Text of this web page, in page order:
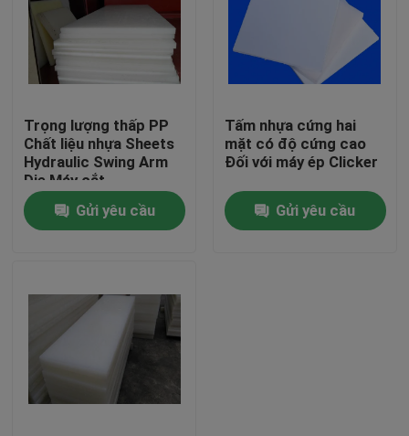
Về chúng tôi
Tham quan nhà máy
Kiểm soát chất lượng
Liên hệ chúng tôi
Máy cắt thủy lực
Máy ép thủy lực báo chí
Trọng lượng thấp PP
Chất liệu nhựa Sheets
Hydraulic Swing Arm
Die Máy cắt
Gửi yêu cầu
Tấm nhựa cứng hai
mặt có độ cứng cao
Đối với máy ép Clicker
Gửi yêu cầu